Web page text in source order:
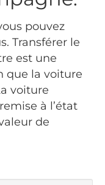
pouvez
Transférer le
est une
que la voiture
voiture
à l’état
de